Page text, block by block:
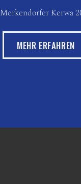
Merkendorfer Kerwa
MEHR ERFAHREN